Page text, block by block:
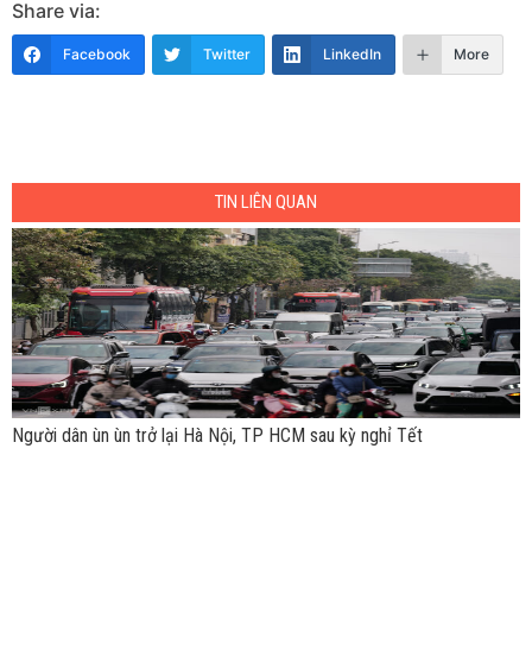
Share via:
Facebook Twitter LinkedIn More
TIN LIÊN QUAN
Người dân ùn ùn trở lại Hà Nội, TP HCM sau kỳ nghỉ Tết